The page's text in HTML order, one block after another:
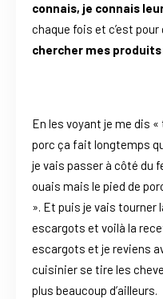
connais, je connais
chaque fois et c’est pour
chercher mes
En les voyant je me dis «
porc ça fait longtemps
je vais passer à côté du
ouais mais le pied de
». Et puis je vais tourner
escargots et voilà la
escargots et je reviens
cuisinier se tire les
plus beaucoup d’ailleurs.